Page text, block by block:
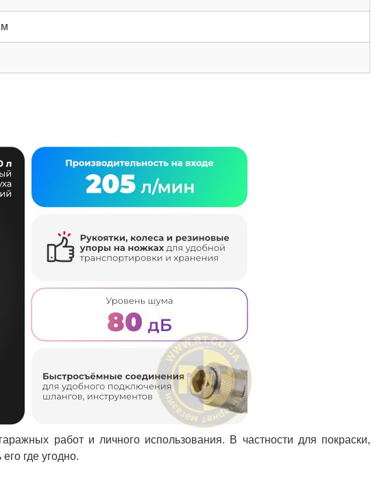
работ и личного использования. В частности для покраски,
где угодно.